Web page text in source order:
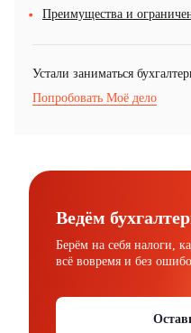
Преимущества и
Устали заниматься
Попробовать Моё дело
Ведём
Берём на себя налоги,
всё вовремя и без